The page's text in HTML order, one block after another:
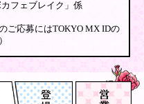
フェブレイク」係
ご応募にはTOKYO MX IDの